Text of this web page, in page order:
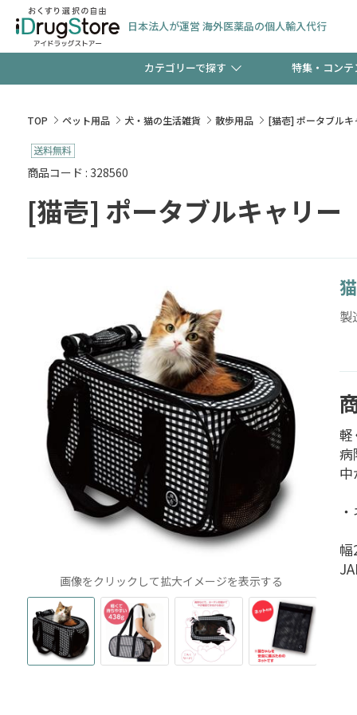
日本法人が運営 海外医薬品の個人輸入代行
カテゴリーで探す
検査キット ペッ
特集・コンテ
【早割】お得なクーポ
新規登録で！今すぐ使
友だち大募集！限定ク
TOP ペット用品 犬・猫の生活雑貨 散歩用品 [猫壱] ポータブルキ
商品コード : 328560
[猫壱] ポータブルキャリー
画像をクリックして拡大イメージを表示する
軽
病